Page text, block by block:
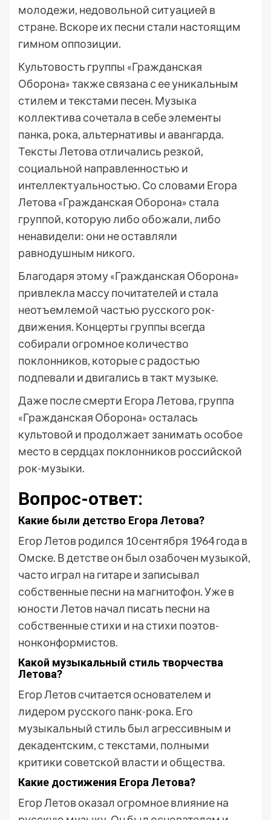
молодежи, недовольной ситуацией в
стране. Вскоре их песни стали настоящим
гимном оппозиции.
Культовость группы «Гражданская
Оборона» также связана с ее уникальным
стилем и текстами песен. Музыка
коллектива сочетала в себе элементы
панка, рока, альтернативы и авангарда.
Тексты Летова отличались резкой,
социальной направленностью и
интеллектуальностью. Со словами Егора
Летова «Гражданская Оборона» стала
группой, которую либо обожали, либо
ненавидели: они не оставляли
равнодушным никого.
Благодаря этому «Гражданская Оборона»
привлекла массу почитателей и стала
неотъемлемой частью русского рок-
движения. Концерты группы всегда
собирали огромное количество
поклонников, которые с радостью
подпевали и двигались в такт музыке.
Даже после смерти Егора Летова, группа
«Гражданская Оборона» осталась
культовой и продолжает занимать особое
место в сердцах поклонников российской
рок-музыки.
Вопрос-ответ:
Какие были детство Егора Летова?
Егор Летов родился 10 сентября 1964 года в
Омске. В детстве он был озабочен музыкой,
часто играл на гитаре и записывал
собственные песни на магнитофон. Уже в
юности Летов начал писать песни на
собственные стихи и на стихи поэтов-
нонконформистов.
Какой музыкальный стиль творчества
Летова?
Егор Летов считается основателем и
лидером русского панк-рока. Его
музыкальный стиль был агрессивным и
декадентским, с текстами, полными
критики советской власти и общества.
Какие достижения Егора Летова?
Егор Летов оказал огромное влияние на